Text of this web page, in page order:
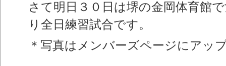
さて明日３０日は堺の金岡体育館
り全日練習試合です。
＊写真はメンバーズページにアッ